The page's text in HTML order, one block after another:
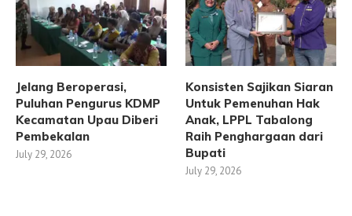
Jelang Beroperasi,
Puluhan Pengurus KDMP
Kecamatan Upau Diberi
Pembekalan
July 29, 2026
Konsisten Sajikan Siaran
Untuk Pemenuhan Hak
Anak, LPPL Tabalong
Raih Penghargaan dari
Bupati
July 29, 2026